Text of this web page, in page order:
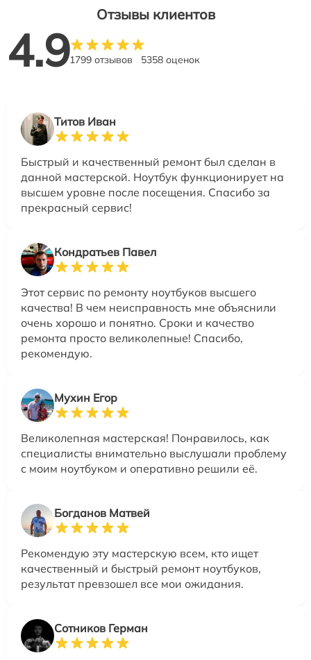
Отзывы клиентов
4.91799 отзывов 5358 оценок
Титов Иван
Быстрый и качественный ремонт был сделан в
данной мастерской. Ноутбук функционирует на
высшем уровне после посещения. Спасибо за
прекрасный сервис!
Кондратьев Павел
Этот сервис по ремонту ноутбуков высшего
качества! В чем неисправность мне объяснили
очень хорошо и понятно. Сроки и качество
ремонта просто великолепные! Спасибо,
рекомендую.
Мухин Егор
Великолепная мастерская! Понравилось, как
специалисты внимательно выслушали проблему
с моим ноутбуком и оперативно решили её.
Богданов Матвей
Рекомендую эту мастерскую всем, кто ищет
качественный и быстрый ремонт ноутбуков,
результат превзошел все мои ожидания.
Сотников Герман